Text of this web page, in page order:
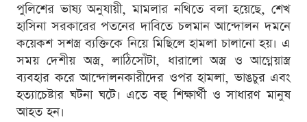
পুলিশের ভাষ্য অনুযায়ী, মামলার নথিতে বলা হয়েছে, শেখ
হাসিনা সরকারের পতনের দাবিতে চলমান আন্দোলন দমনে
কয়েকশ সশস্ত্র ব্যক্তিকে নিয়ে মিছিলে হামলা চালানো হয়। এ
সময় দেশীয় অস্ত্র, লাঠিসোঁটা, ধারালো অস্ত্র ও আগ্নেয়াস্ত্র
ব্যবহার করে আন্দোলনকারীদের ওপর হামলা, ভাঙচুর এবং
হত্যাচেষ্টার ঘটনা ঘটে। এতে বহু শিক্ষার্থী ও সাধারণ মানুষ
আহত হন।